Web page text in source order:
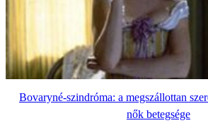
Bovaryné-szindróma: a megszállottan
nők betegsége